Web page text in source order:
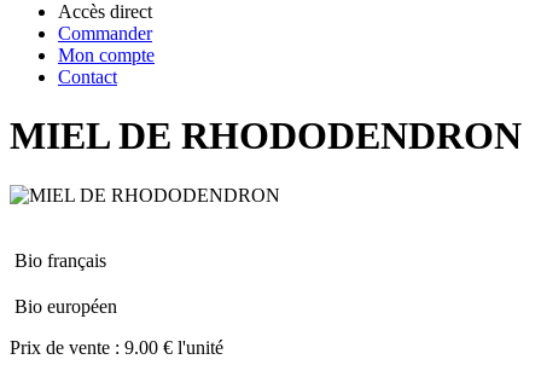
Accès direct
Commander
Mon compte
Contact
MIEL DE RHODODENDRON
Bio français
Bio européen
Prix de vente : 9.00 € l'unité